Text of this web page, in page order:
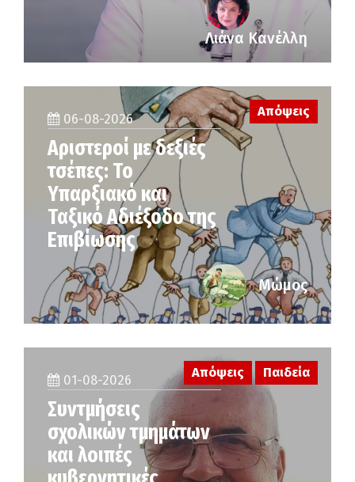
Λιάνα Κανέλλη
06-08-2026
Αριστεροί με δεξιές
τσέπες: Το
Υπαρξιακό και
Ταξικό Αδιέξοδο της
Επιβίωσης
Απόψεις
Μώμος
01-08-2026
Συντμήσεις
σχολικών τμημάτων
και λοιπές
Απόψεις Παιδεία